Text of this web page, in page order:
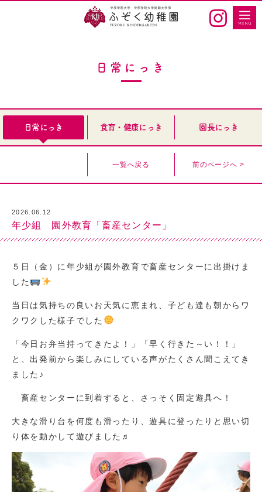
日常にっき
日常にっき 食育・健康にっき 園長にっき
一覧へ戻る 前のページへ >
2026.06.12
年少組 園外教育「畜産センター」
５日（金）に年少組が園外教育で畜産センターに出掛けま
した
当日は気持ちの良いお天気に恵まれ、子ども達も朝からワ
クワクした様子でした
「今日お弁当持ってきたよ！」「早く行きた～い！！」
と、出発前から楽しみにしている声がたくさん聞こえてき
ました♪
畜産センターに到着すると、さっそく固定遊具へ！
大きな滑り台を何度も滑ったり、遊具に登ったりと思い切
り体を動かして遊びました♬